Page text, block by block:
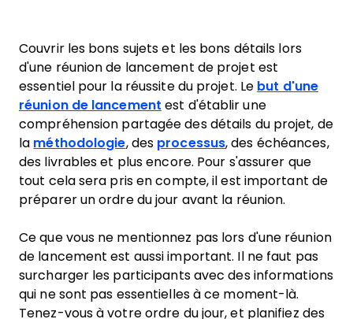
Couvrir les bons sujets et les bons détails lors
d'une réunion de lancement de projet est
essentiel pour la réussite du projet. Le but d'une
réunion de lancement est d'établir une
compréhension partagée des détails du projet, de
la méthodologie, des processus, des échéances,
des livrables et plus encore. Pour s'assurer que
tout cela sera pris en compte, il est important de
préparer un ordre du jour avant la réunion.
Ce que vous ne mentionnez pas lors d'une réunion
de lancement est aussi important. Il ne faut pas
surcharger les participants avec des informations
qui ne sont pas essentielles à ce moment-là.
Tenez-vous à votre ordre du jour, et planifiez des